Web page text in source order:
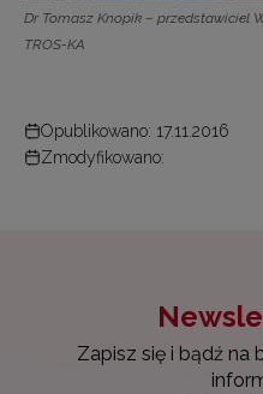
Dr Tomasz Knopik – przedstawiciel
TROS-KA
Opublikowano: 17.11.2016
Zmodyfikowano:
Zapisz się i bądź na